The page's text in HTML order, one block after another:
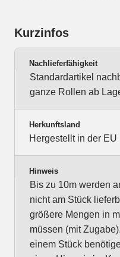
Kurzinfos
Nachlieferfähigkeit
Standardartikel
ganze Rollen ab
Herkunftsland
Hergestellt in der EU
Hinweis
Bis zu 10m werden
nicht am Stück
größere Mengen in
müssen (mit
einem Stück